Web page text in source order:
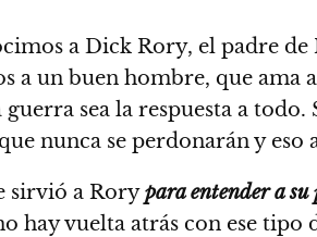
a Dick Rory, el padre
a un buen hombre, que ama
guerra sea la respuesta a
nunca se perdonarán y
sirvió a Rorypara entender a
hay vuelta atrás con ese